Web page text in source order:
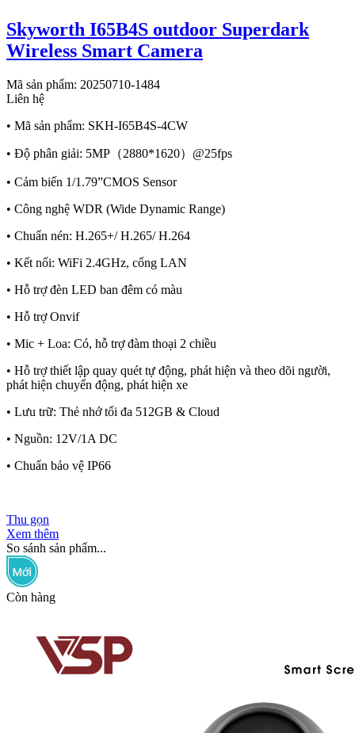
Skyworth I65B4S outdoor Superdark
Wireless Smart Camera
Mã sản phẩm: 20250710-1484
Liên hệ
• Mã sản phẩm: SKH-I65B4S-4CW
• Độ phân giải: 5MP（2880*1620）@25fps
• Cảm biến 1/1.79”CMOS Sensor
• Công nghệ WDR (Wide Dynamic Range)
• Chuẩn nén: H.265+/ H.265/ H.264
• Kết nối: WiFi 2.4GHz, cổng LAN
• Hỗ trợ đèn LED ban đêm có màu
• Hỗ trợ Onvif
• Mic + Loa: Có, hỗ trợ đàm thoại 2 chiều
• Hỗ trợ thiết lập quay quét tự động, phát hiện và theo dõi người,
phát hiện chuyển động, phát hiện xe
• Lưu trữ: Thẻ nhớ tối đa 512GB & Cloud
• Nguồn: 12V/1A DC
• Chuẩn bảo vệ IP66
Thu gọn
Xem thêm
So sánh sản phẩm...
Còn hàng